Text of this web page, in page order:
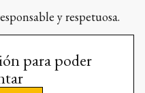
y respetuosa.
para poder